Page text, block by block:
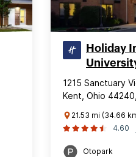
Holiday
1215 Sanctuary
Kent, Ohio
21.53 mi (34.66
4.60
Otopark